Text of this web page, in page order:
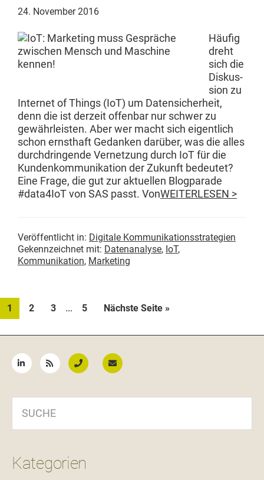
24. November 2016
Häu­fig
dreht
sich die
Diskus­
sion zu
Inter­net of Things (IoT) um Daten­sicher­heit,
denn die ist derzeit offen­bar nur schw­er zu
gewährleis­ten. Aber wer macht sich eigentlich
schon ern­sthaft Gedanken darüber, was die alles
durch­drin­gende Ver­net­zung durch IoT für die
Kun­denkom­mu­nika­tion der Zukun­ft bedeutet?
Eine Frage, die gut zur aktuellen Blog­pa­rade
#data4IoT von SAS passt. VonWEITERLESEN >
Veröffentlicht in: Digitale Kommunikationsstrategien
Gekennzeichnet mit: Datenanalyse, IoT,
Kommunikation, Marketing
Seite
1 Seite
2 Seite
3
Weggelassene
… Seite
5 Nächste Seite aufrufen
»
Kategorien